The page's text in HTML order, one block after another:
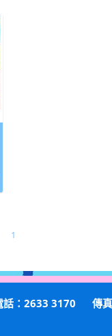
1
話：2633 3170 傳